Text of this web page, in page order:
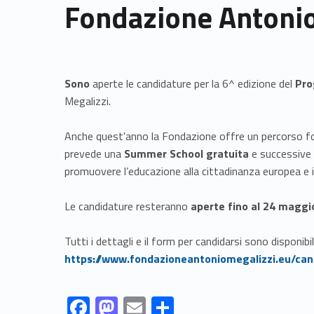
Fondazione
Sono aperte le candidature per la 6^ edizione del
Megalizzi.
Anche quest'anno la Fondazione offre un percorso
prevede una Summer School gratuita e
promuovere l’educazione alla cittadinanza europea
Le candidature resteranno aperte fino al 24
Tutti i dettagli e il form per candidarsi sono
https://www.fondazioneantoniomegalizzi.eu/
Link identifier #identifier__82180-1 Link identifier #identifier__133628-2 Link identifier #identifier__61579-3 Link identifier #identifier__74980-4